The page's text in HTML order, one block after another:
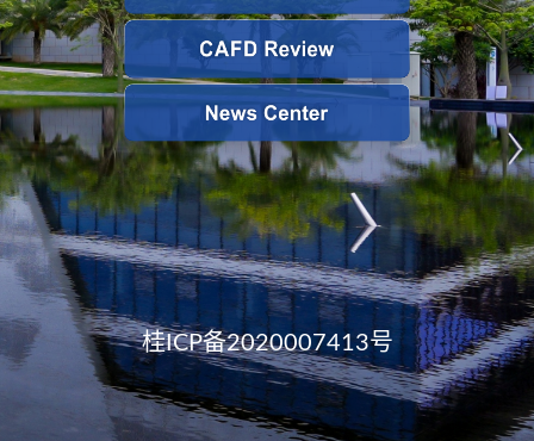
桂ICP备2020007413号